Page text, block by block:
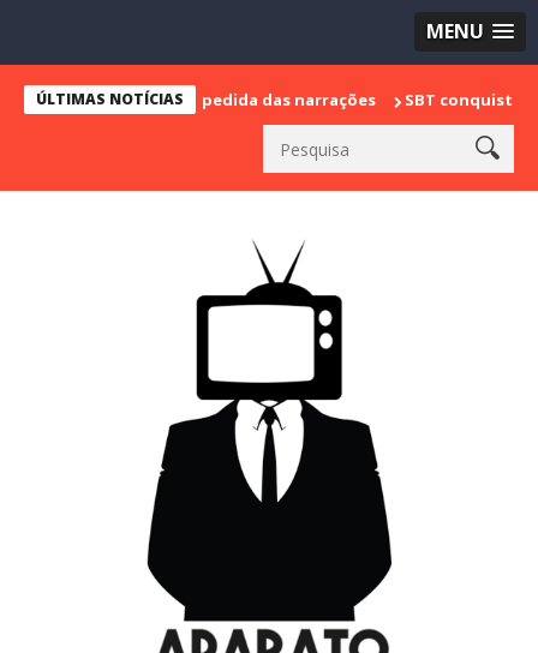
MENU
ÚLTIMAS NOTÍCIAS
sua despedida das narrações SBT conquista a vice